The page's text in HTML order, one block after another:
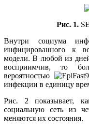
Рис. 1.
Внутри социума
инфицированного к
модели. В любой из
восприимчив, то
вероятностью
инфекции в единицу
Рис. 2 показывает,
социальную сеть из
меняются их состояния.